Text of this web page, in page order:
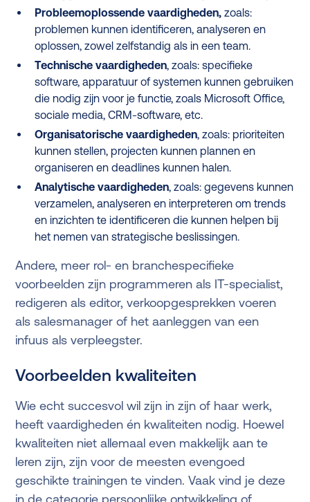
Probleemoplossende vaardigheden, zoals:
problemen kunnen identificeren, analyseren en
oplossen, zowel zelfstandig als in een team.
Technische vaardigheden , zoals: specifieke
software, apparatuur of systemen kunnen gebruiken
die nodig zijn voor je functie, zoals Microsoft Office,
sociale media, CRM-software, etc.
Organisatorische vaardigheden , zoals: prioriteiten
kunnen stellen, projecten kunnen plannen en
organiseren en deadlines kunnen halen.
Analytische vaardigheden , zoals: gegevens kunnen
verzamelen, analyseren en interpreteren om trends
en inzichten te identificeren die kunnen helpen bij
het nemen van strategische beslissingen.
Andere, meer rol- en branchespecifieke
voorbeelden zijn programmeren als IT-specialist,
redigeren als editor, verkoopgesprekken voeren
als salesmanager of het aanleggen van een
infuus als verpleegster.
Voorbeelden kwaliteiten
Wie echt succesvol wil zijn in zijn of haar werk,
heeft vaardigheden én kwaliteiten nodig. Hoewel
kwaliteiten niet allemaal even makkelijk aan te
leren zijn, zijn voor de meesten evengoed
geschikte trainingen te vinden. Vaak vind je deze
in de categorie persoonlijke ontwikkeling of